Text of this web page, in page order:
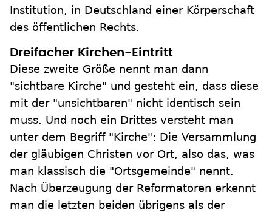
Institution, in Deutschland einer Körperschaft
des öffentlichen Rechts.
Dreifacher Kirchen-Eintritt
Diese zweite Größe nennt man dann
"sichtbare Kirche" und gesteht ein, dass diese
mit der "unsichtbaren" nicht identisch sein
muss. Und noch ein Drittes versteht man
unter dem Begriff "Kirche": Die Versammlung
der gläubigen Christen vor Ort, also das, was
man klassisch die "Ortsgemeinde" nennt.
Nach Überzeugung der Reformatoren erkennt
man die letzten beiden übrigens als der